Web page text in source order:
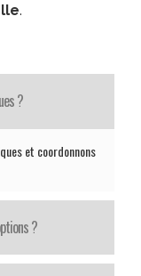
.
?
et coordonnons
?